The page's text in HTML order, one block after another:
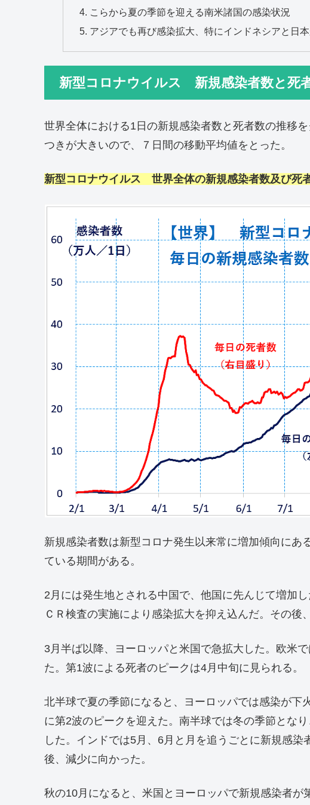
こらから夏の季節を迎える南米諸国の感染状況
アジアでも再び感染拡大、特にインドネシアと日本
新型コロナウイルス 新規感染者数と死
世界全体における1日の新規感染者数と死者数の推移
つきが大きいので、７日間の移動平均値をとった。
新型コロナウイルス 世界全体の新規感染者数及び死
新規感染者数は新型コロナ発生以来常に増加傾向にあ
ている期間がある。
2月には発生地とされる中国で、他国に先んじて増加
ＣＲ検査の実施により感染拡大を抑え込んだ。その後
3月半ば以降、ヨーロッパと米国で急拡大した。欧米
た。第1波による死者のピークは4月中旬に見られる。
北半球で夏の季節になると、ヨーロッパでは感染が下
に第2波のピークを迎えた。南半球では冬の季節とな
した。インドでは5月、6月と月を追うごとに新規感
後、減少に向かった。
秋の10月になると、米国とヨーロッパで新規感染者